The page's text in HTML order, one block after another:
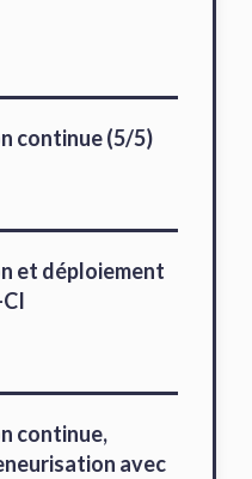
continue (5/5)
et déploiement
continue,
avec